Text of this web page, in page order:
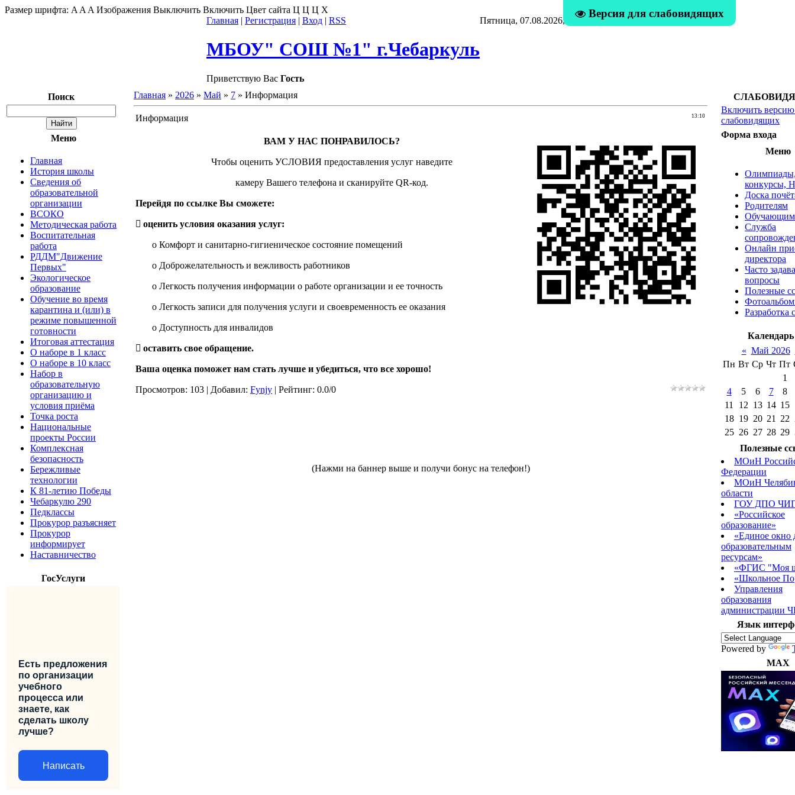
Версия для слабовидящих
Размер шрифта: A A A Изображения Выключить Включить Цвет сайта Ц Ц Ц Х
Главная | Регистрация | Вход | RSS Пятница, 07.08.2026, 01:02
МБОУ" СОШ №1" г.Чебаркуль
Приветствую Вас Гость
Поиск
Меню
Главная
История школы
Сведения об
образовательной
организации
ВСОКО
Методическая работа
Воспитательная
работа
РДДМ"Движение
Первых"
Экологическое
образование
Обучение во время
карантина и (или) в
режиме повышенной
готовности
Итоговая аттестация
О наборе в 1 класс
О наборе в 10 класс
Набор в
образовательную
организацию и
условия приёма
Точка роста
Национальные
проекты России
Комплексная
безопасность
Бережливые
технологии
К 81-летию Победы
Чебаркулю 290
Педклассы
Прокурор разъясняет
Прокурор
информирует
Наставничество
ГосУслуги
Есть предложения
по организации
учебного
процесса или
знаете, как
сделать школу
лучше?
Написать
Главная » 2026 » Май » 7 » Информация
13:10
Информация
ВАМ У НАС ПОНРАВИЛОСЬ?
Чтобы оценить УСЛОВИЯ предоставления услуг наведите
камеру Вашего телефона и сканируйте QR-код.
Перейдя по ссылке Вы сможете:
 оценить условия оказания услуг:
o Комфорт и санитарно-гигиеническое состояние помещений
o Доброжелательность и вежливость работников
o Легкость получения информации о работе организации и ее точность
o Легкость записи для получения услуги и своевременность ее оказания
o Доступность для инвалидов
 оставить свое обращение.
Ваша оценка поможет нам стать лучше и убедиться, что все хорошо!
Просмотров: 103 | Добавил: Fynjy | Рейтинг: 0.0/0
(Нажми на баннер выше и получи бонус на телефон!)
Включить версию
слабовидящих
Форма входа
Меню
конкурсы,
Доска
Родителям
Служба
Онлайн
директора
Часто
вопросы
Полезные
Разработка
Календарь
« Май 2026
Пн Вт Ср Чт Пт
1
4
5 6 7
8
11
12 13 14 15
18 19 20 21 22
25 26 27 28 29
Полезные
МОиН
Федерации
МОиН
области
ГОУ ДПО
«Российское
образование»
«Единое окно
образовательным
ресурсам»
«ФГИС "Моя
«Школьное
Управления
образования
администрации
Язык
Powered by
MAX